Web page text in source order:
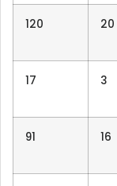
120 20
17 3
91 16